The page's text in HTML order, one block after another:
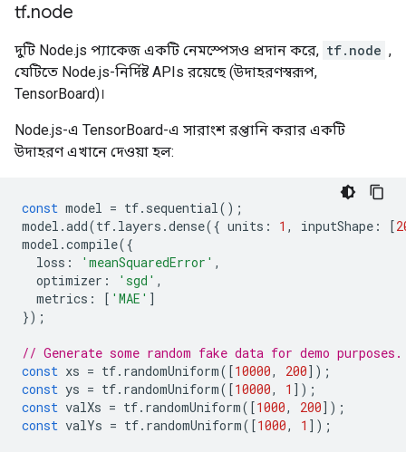
tf.node
দুটি Node.js প্যাকেজ একটি নেমস্পেসও প্রদান করে, tf.node ,
যেটিতে Node.js-নির্দিষ্ট APIs রয়েছে (উদাহরণস্বরূপ,
TensorBoard)।
Node.js-এ TensorBoard-এ সারাংশ রপ্তানি করার একটি
উদাহরণ এখানে দেওয়া হল:
const model = tf. sequential();
model .add(tf. layers .dense({ units : 1 , inputShape : [
model .compile({
loss : 'meanSquaredError' ,
optimizer : 'sgd' ,
metrics : [ 'MAE' ]
});
// Generate some random fake data for demo purposes.
const xs = tf. randomUniform([10000, 200]);
const ys = tf. randomUniform([10000, 1 ]);
const valXs = tf. randomUniform([1000, 200]);
const valYs = tf. randomUniform([1000, 1 ]);